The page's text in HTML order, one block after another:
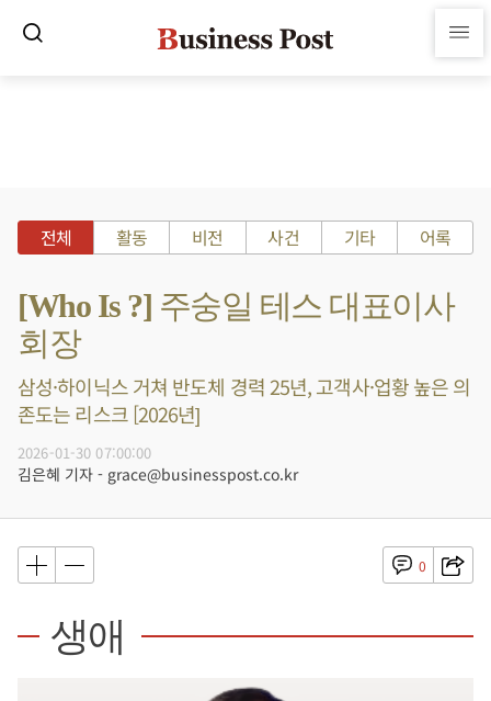
전체 활동 비전 사건 기타 어록
[Who Is ?] 주숭일 테스 대표이사
회장
삼성·하이닉스 거쳐 반도체 경력 25년, 고객사·업황 높은 의
존도는 리스크 [2026년]
2026-01-30 07:00:00
김은혜 기자 - grace@businesspost.co.kr
0
생애